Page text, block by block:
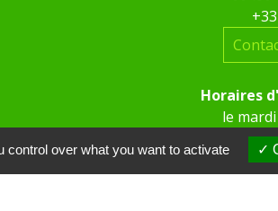
Horaires
le
le
over what you want to activate